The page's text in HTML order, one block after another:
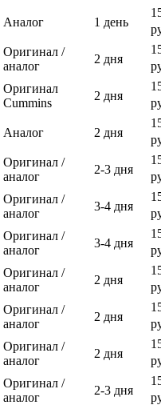
Аналог 1 день
Оригинал /
аналог
2 дня
Оригинал
Cummins
2 дня
Аналог 2 дня
Оригинал /
аналог
2-3 дня
Оригинал /
аналог
3-4 дня
Оригинал /
аналог
3-4 дня
Оригинал /
аналог
2 дня
Оригинал /
аналог
2 дня
Оригинал /
аналог
2 дня
Оригинал /
аналог
2-3 дня